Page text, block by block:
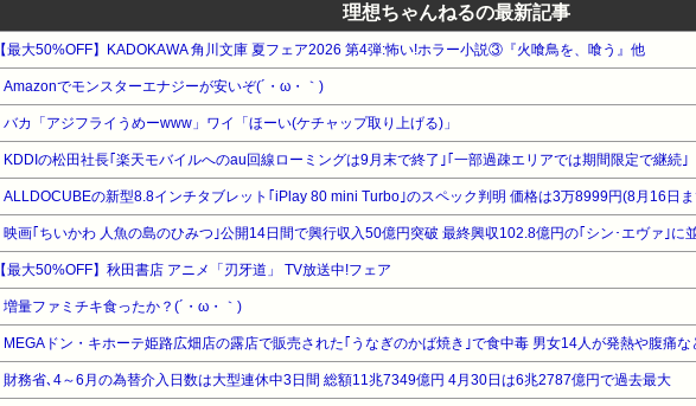
理想ちゃんねるの最新記事
【最大50%OFF】KADOKAWA 角川文庫 夏フェア2026 第4弾:怖い!ホラー小説③『火喰鳥を、喰う』他
Amazonでモンスターエナジーが安いぞ(´・ω・｀)
バカ「アジフライうめーwww」ワイ「ほーい(ケチャップ取り上げる)」
KDDIの松田社長｢楽天モバイルへのau回線ローミングは9月末で終了｣｢一部過疎エリアでは期間限定で継続｣
ALLDOCUBEの新型8.8インチタブレット｢iPlay 80 mini Turbo｣のスペック判明 価格は3万8999円(8月16日
映画｢ちいかわ 人魚の島のひみつ｣公開14日間で興行収入50億円突破 最終興収102.8億円の｢シン･エヴァ｣に
【最大50%OFF】秋田書店 アニメ「刃牙道」 TV放送中!フェア
増量ファミチキ食ったか？(´・ω・｀)
MEGAドン・キホーテ姫路広畑店の露店で販売された｢うなぎのかば焼き｣で食中毒 男女14人が発熱や腹痛な
財務省､4～6月の為替介入日数は大型連休中3日間 総額11兆7349億円 4月30日は6兆2787億円で過去最大